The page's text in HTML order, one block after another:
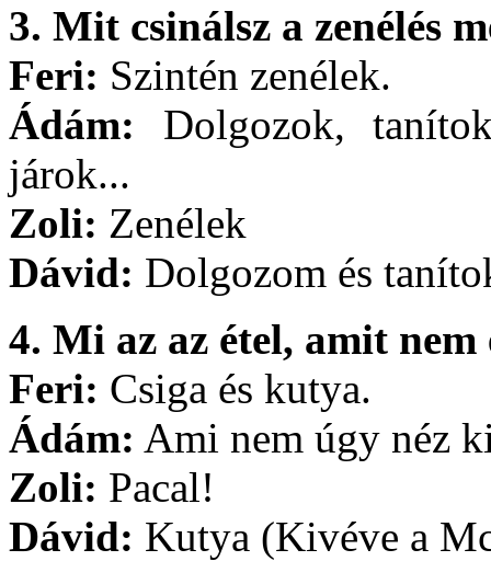
3. Mit csinálsz a zenélés
Feri: Szintén zenélek.
Ádám: Dolgozok,
járok...
Zoli: Zenélek
Dávid: Dolgozom és
4. Mi az az étel, amit nem
Feri: Csiga és kutya.
Ádám: Ami nem úgy néz
Zoli: Pacal!
Dávid: Kutya (Kivéve a